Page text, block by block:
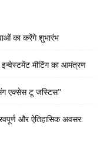
का करेंगे शुभारंभ
मीटिंग का आमंत्रण
एक्सेस टू जस्टिस"
और ऐतिहासिक अवसर: